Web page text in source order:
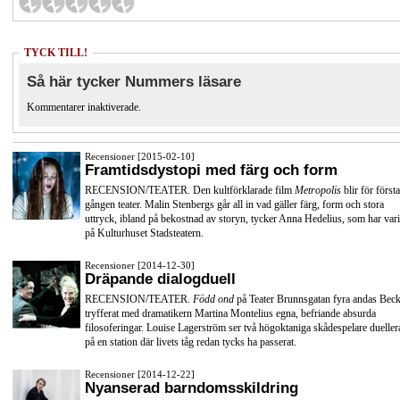
TYCK TILL!
Så här tycker Nummers läsare
Kommentarer inaktiverade.
Recensioner [2015-02-10]
Framtidsdystopi med färg och form
RECENSION/TEATER. Den kultförklarade film Metropolis blir för första
gången teater. Malin Stenbergs går all in vad gäller färg, form och stora
uttryck, ibland på bekostnad av storyn, tycker Anna Hedelius, som har
på Kulturhuset Stadsteatern.
Recensioner [2014-12-30]
Dräpande dialogduell
RECENSION/TEATER. Född ond på Teater Brunnsgatan fyra andas
tryfferat med dramatikern Martina Montelius egna, befriande absurda
filosoferingar. Louise Lagerström ser två högoktaniga skådespelare
på en station där livets tåg redan tycks ha passerat.
Recensioner [2014-12-22]
Nyanserad barndomsskildring